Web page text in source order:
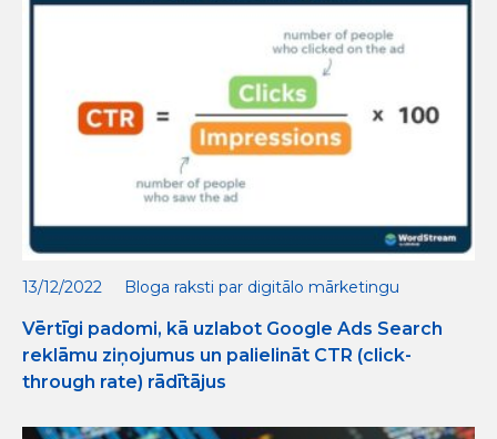
13/12/2022 Bloga raksti par digitālo mārketingu
Vērtīgi padomi, kā uzlabot Google Ads Search
reklāmu ziņojumus un palielināt CTR (click-
through rate) rādītājus